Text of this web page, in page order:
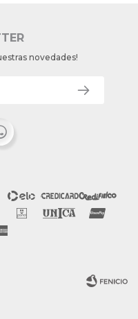
novedades!